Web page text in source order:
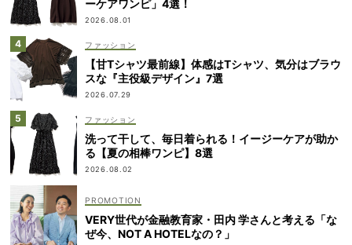
ーケアワンピ」4選！
2026.08.01
ファッション
【甘Tシャツ最前線】体感はTシャツ、気分はブラウ
スな『主役級デザイン』7選
2026.07.29
ファッション
洗って干して、毎日着られる！イージーケアが助か
る【夏の相棒ワンピ】8選
2026.08.02
VERY世代が金融教育家・田内 学さんと考える「な
ぜ今、NOT A HOTELなの？」